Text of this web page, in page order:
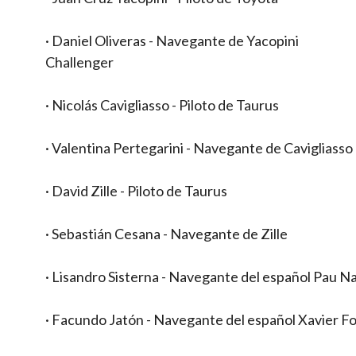
· Daniel Oliveras - Navegante de Yacopini
Challenger
· Nicolás Cavigliasso - Piloto de Taurus
· Valentina Pertegarini - Navegante de Cavigliasso
· David Zille - Piloto de Taurus
· Sebastián Cesana - Navegante de Zille
· Lisandro Sisterna - Navegante del español Pau
· Facundo Jatón - Navegante del español Xavier